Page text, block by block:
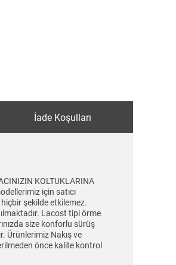
İade Koşulları
KOLTUKLARINA
için satıcı
şekilde etkilemez.
Lacost tipi örme
size konforlu sürüş
Ürünlerimiz Nakış ve
önce kalite kontrol